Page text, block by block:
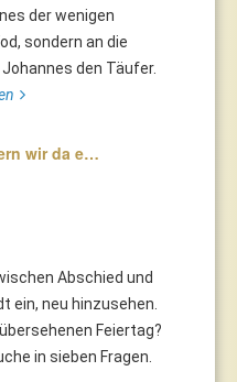
der wenigen
sondern an die
den Täufer.
wir da e…
Abschied und
ein, neu hinzusehen.
Feiertag?
in sieben Fragen.